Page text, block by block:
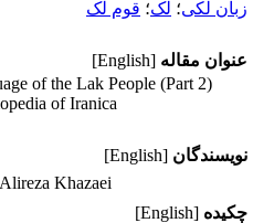
زبان لکی؛ لک؛ قوم لک
عنوان مقاله [English]
of the Lak People (Part 2)
of Iranica
نویسندگان [English]
؛ Alireza Khazaei
چکیده [English]